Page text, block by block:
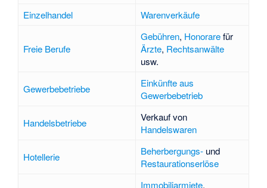
Einzelhandel
Warenverkäufe
Freie Berufe
Gebühren, Honorarefür
Ärzte, Rechtsanwälte
usw.
Gewerbebetriebe
Einkünfte aus
Gewerbebetrieb
Handelsbetriebe
Verkauf von
Handelswaren
Hotellerie Beherbergungs-und
Restaurationserlöse
Immobiliarmiete,